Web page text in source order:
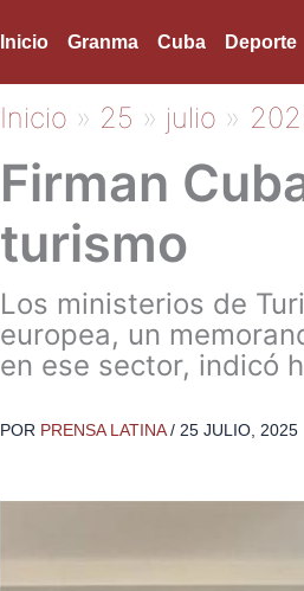
Inicio Granma Cuba Deporte
Inicio 25 julio
Firman
turismo
Los ministerios de
europea, un
en ese sector, indicó
POR PRENSA LATINA/ 25 JULIO, 2025